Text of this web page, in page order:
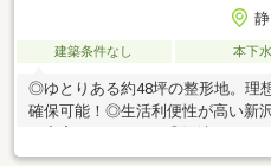
建築条件なし 本下水
◎ゆとりある約48坪の整形地。理
確保可能！◎生活利便性が高い新
日のレジャーに便利な好立地です♪